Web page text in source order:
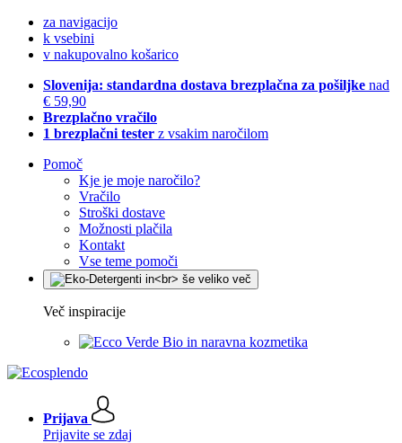
za navigacijo
k vsebini
v nakupovalno košarico
Slovenija: standardna dostava brezplačna za pošiljke nad
€ 59,90
Brezplačno vračilo
1 brezplačni tester z vsakim naročilom
Pomoč
Kje je moje naročilo?
Vračilo
Stroški dostave
Možnosti plačila
Kontakt
Vse teme pomoči
Več inspiracije
Bio in naravna kozmetika
Prijava
Prijavite se zdaj